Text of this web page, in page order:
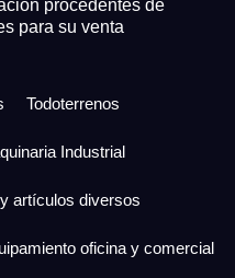
procedentes de
para su venta
Todoterrenos
Industrial
artículos diversos
oficina y comercial